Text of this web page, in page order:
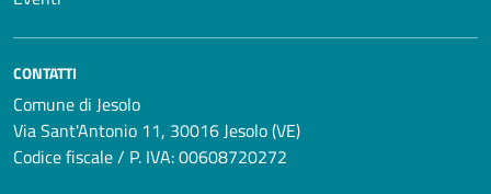
CONTATTI
Comune di Jesolo
Via Sant'Antonio 11, 30016 Jesolo (VE)
Codice fiscale / P. IVA: 00608720272